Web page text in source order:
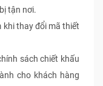
tận nơi.
thay đổi mã thiết
sách chiết khấu
cho khách hàng